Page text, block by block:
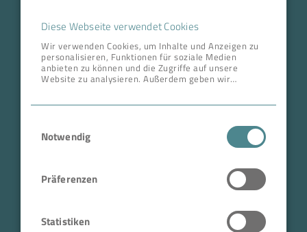
Diese Webseite verwendet Cookies
Wir verwenden Cookies, um Inhalte und Anzeigen zu
personalisieren, Funktionen für soziale Medien
anbieten zu können und die Zugriffe auf unsere
Website zu analysieren. Außerdem geben wir
zusammen, die Sie ihnen bereitgestellt haben oder
die sie im Rahmen Ihrer Nutzung der Dienste
Notwendig
Präferenzen
Statistiken
Karriere
ANSCHRIFT ZENTRALE
Tullastr. 64 | 76131 Karlsruhe
Telefon +49 721 96456-0
Geschäftsführer: